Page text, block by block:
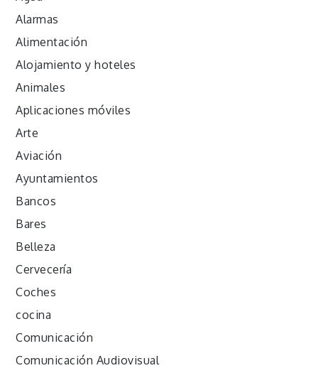
Alarmas
Alimentación
Alojamiento y hoteles
Animales
Aplicaciones móviles
Arte
Aviación
Ayuntamientos
Bancos
Bares
Belleza
Cervecería
Coches
cocina
Comunicación
Comunicación Audiovisual